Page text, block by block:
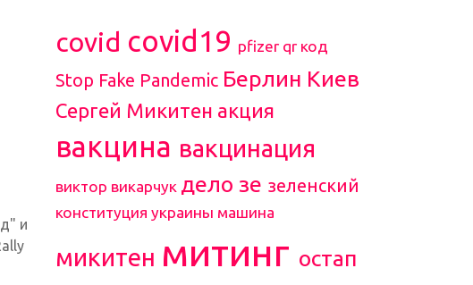
и
covid covid19 pfizer qr код
Stop Fake Pandemic Берлин Киев
Сергей Микитен акция
вакцина вакцинация
виктор викарчук дело зе зеленский
конституция украины машина
микитен митинг остап